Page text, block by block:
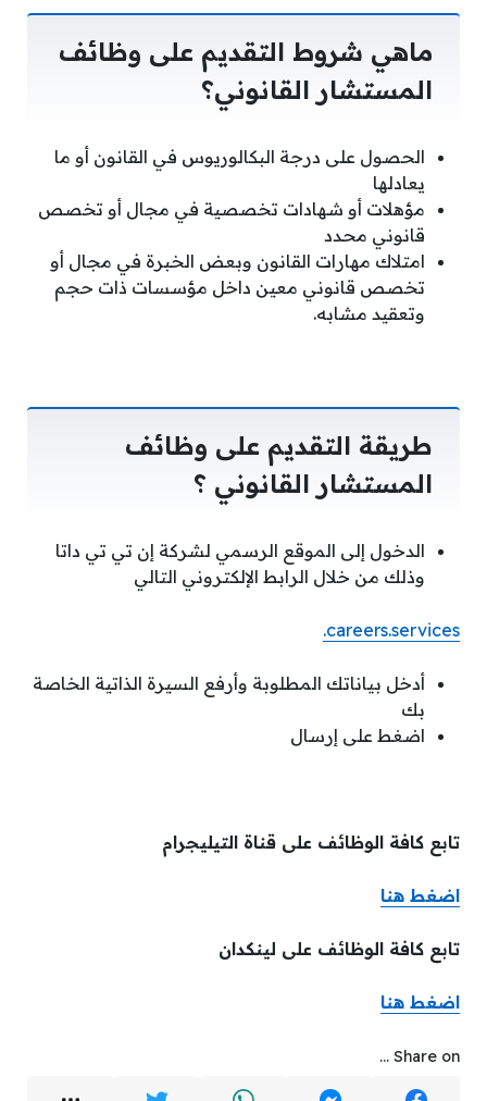
ماهي شروط التقديم على وظائف
المستشار القانوني؟
الحصول على درجة البكالوريوس في القانون أو ما
يعادلها
مؤهلات أو شهادات تخصصية في مجال أو تخصص
قانوني محدد
امتلاك مهارات القانون وبعض الخبرة في مجال أو
تخصص قانوني معين داخل مؤسسات ذات حجم
وتعقيد مشابه.
طريقة التقديم على وظائف
المستشار القانوني ؟
الدخول إلى الموقع الرسمي لشركة إن تي تي داتا
وذلك من خلال الرابط الإلكتروني التالي
careers.services.
أدخل بياناتك المطلوبة وأرفع السيرة الذاتية الخاصة
بك
اضغط على إرسال
تابع كافة الوظائف على قناة التيليجرام
اضغط هنا
تابع كافة الوظائف على لينكدان
اضغط هنا
Share on ...